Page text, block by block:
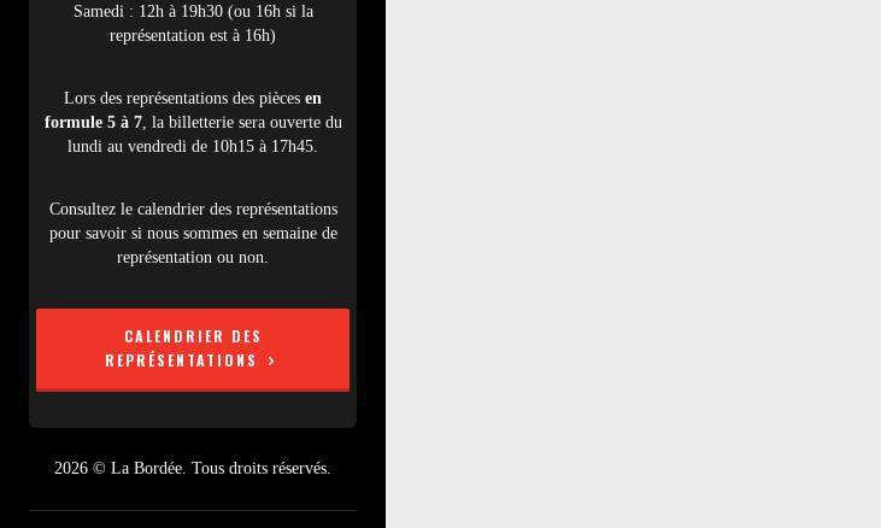
Samedi : 12h à 19h30 (ou 16h si la
représentation est à 16h)
Lors des représentations des pièces en
formule 5 à 7, la billetterie sera ouverte du
lundi au vendredi de 10h15 à 17h45.
Consultez le calendrier des représentations
pour savoir si nous sommes en semaine de
représentation ou non.
CALENDRIER DES
REPRÉSENTATIONS
2026 © La Bordée. Tous droits réservés.